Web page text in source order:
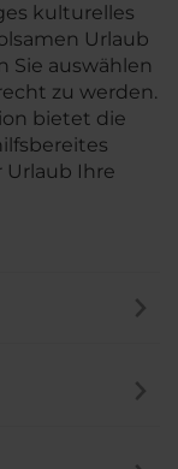
kulturelles
Urlaub
Sie auswählen
zu werden.
bietet die
Urlaub Ihre